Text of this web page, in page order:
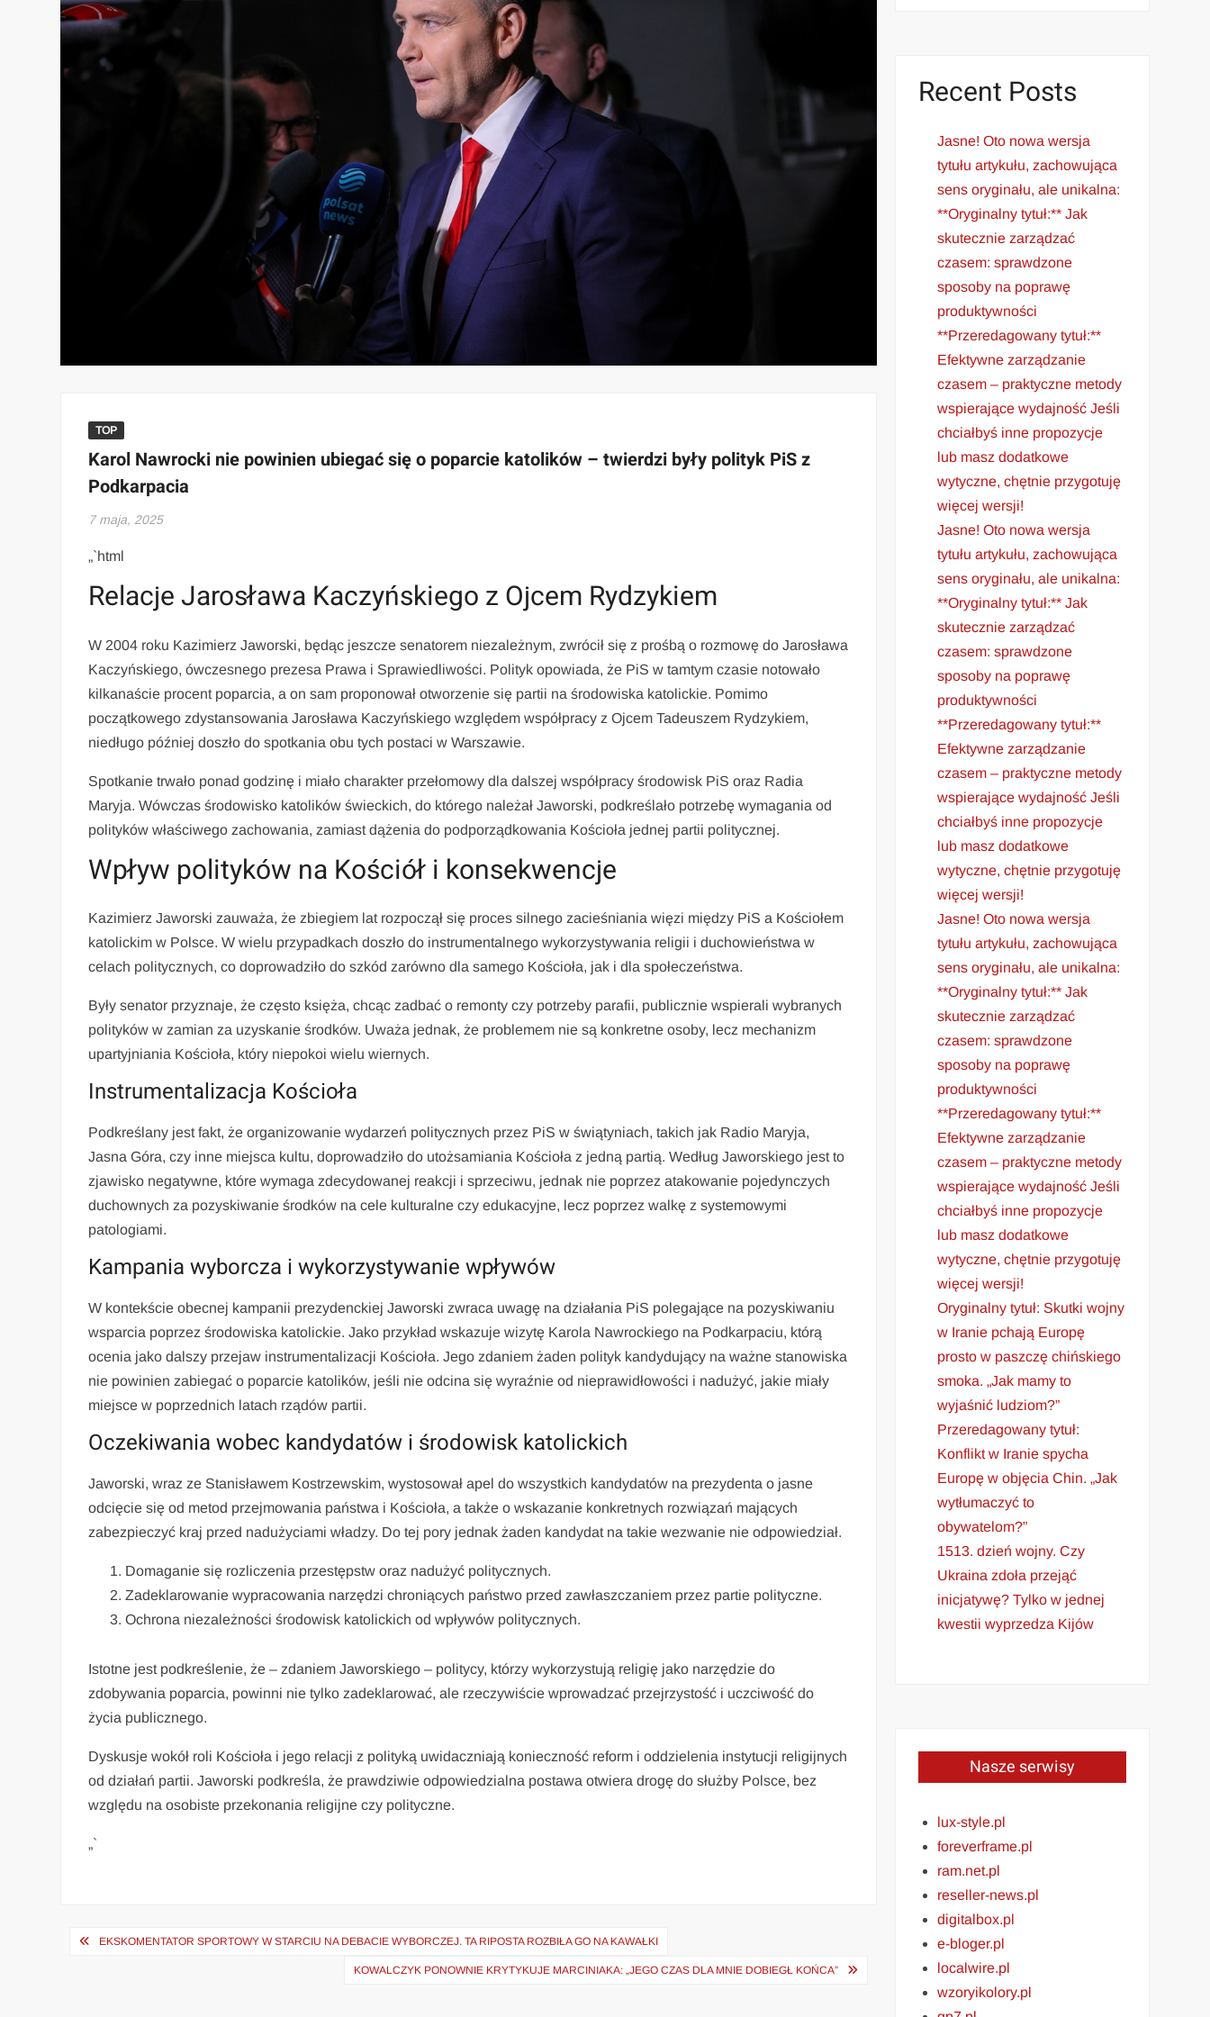
TOP
Karol Nawrocki nie powinien ubiegać się o poparcie katolików – twierdzi były polityk PiS z
Podkarpacia
7 maja, 2025
„`html
Relacje Jarosława Kaczyńskiego z Ojcem Rydzykiem
W 2004 roku Kazimierz Jaworski, będąc jeszcze senatorem niezależnym, zwrócił się z prośbą o rozmowę do Jarosława
Kaczyńskiego, ówczesnego prezesa Prawa i Sprawiedliwości. Polityk opowiada, że PiS w tamtym czasie notowało
kilkanaście procent poparcia, a on sam proponował otworzenie się partii na środowiska katolickie. Pomimo
początkowego zdystansowania Jarosława Kaczyńskiego względem współpracy z Ojcem Tadeuszem Rydzykiem,
niedługo później doszło do spotkania obu tych postaci w Warszawie.
Spotkanie trwało ponad godzinę i miało charakter przełomowy dla dalszej współpracy środowisk PiS oraz Radia
Maryja. Wówczas środowisko katolików świeckich, do którego należał Jaworski, podkreślało potrzebę wymagania od
polityków właściwego zachowania, zamiast dążenia do podporządkowania Kościoła jednej partii politycznej.
Wpływ polityków na Kościół i konsekwencje
Kazimierz Jaworski zauważa, że zbiegiem lat rozpoczął się proces silnego zacieśniania więzi między PiS a Kościołem
katolickim w Polsce. W wielu przypadkach doszło do instrumentalnego wykorzystywania religii i duchowieństwa w
celach politycznych, co doprowadziło do szkód zarówno dla samego Kościoła, jak i dla społeczeństwa.
Były senator przyznaje, że często księża, chcąc zadbać o remonty czy potrzeby parafii, publicznie wspierali wybranych
polityków w zamian za uzyskanie środków. Uważa jednak, że problemem nie są konkretne osoby, lecz mechanizm
upartyjniania Kościoła, który niepokoi wielu wiernych.
Instrumentalizacja Kościoła
Podkreślany jest fakt, że organizowanie wydarzeń politycznych przez PiS w świątyniach, takich jak Radio Maryja,
Jasna Góra, czy inne miejsca kultu, doprowadziło do utożsamiania Kościoła z jedną partią. Według Jaworskiego jest to
zjawisko negatywne, które wymaga zdecydowanej reakcji i sprzeciwu, jednak nie poprzez atakowanie pojedynczych
duchownych za pozyskiwanie środków na cele kulturalne czy edukacyjne, lecz poprzez walkę z systemowymi
patologiami.
Kampania wyborcza i wykorzystywanie wpływów
W kontekście obecnej kampanii prezydenckiej Jaworski zwraca uwagę na działania PiS polegające na pozyskiwaniu
wsparcia poprzez środowiska katolickie. Jako przykład wskazuje wizytę Karola Nawrockiego na Podkarpaciu, którą
ocenia jako dalszy przejaw instrumentalizacji Kościoła. Jego zdaniem żaden polityk kandydujący na ważne stanowiska
nie powinien zabiegać o poparcie katolików, jeśli nie odcina się wyraźnie od nieprawidłowości i nadużyć, jakie miały
miejsce w poprzednich latach rządów partii.
Oczekiwania wobec kandydatów i środowisk katolickich
Jaworski, wraz ze Stanisławem Kostrzewskim, wystosował apel do wszystkich kandydatów na prezydenta o jasne
odcięcie się od metod przejmowania państwa i Kościoła, a także o wskazanie konkretnych rozwiązań mających
zabezpieczyć kraj przed nadużyciami władzy. Do tej pory jednak żaden kandydat na takie wezwanie nie odpowiedział.
Domaganie się rozliczenia przestępstw oraz nadużyć politycznych.
Zadeklarowanie wypracowania narzędzi chroniących państwo przed zawłaszczaniem przez partie polityczne.
Ochrona niezależności środowisk katolickich od wpływów politycznych.
Istotne jest podkreślenie, że – zdaniem Jaworskiego – politycy, którzy wykorzystują religię jako narzędzie do
zdobywania poparcia, powinni nie tylko zadeklarować, ale rzeczywiście wprowadzać przejrzystość i uczciwość do
życia publicznego.
Dyskusje wokół roli Kościoła i jego relacji z polityką uwidaczniają konieczność reform i oddzielenia instytucji religijnych
od działań partii. Jaworski podkreśla, że prawdziwie odpowiedzialna postawa otwiera drogę do służby Polsce, bez
względu na osobiste przekonania religijne czy polityczne.
„`
Nawigacja
EKSKOMENTATOR SPORTOWY W STARCIU NA DEBACIE WYBORCZEJ. TA RIPOSTA ROZBIŁA GO NA KAWAŁKI
KOWALCZYK PONOWNIE KRYTYKUJE MARCINIAKA: „JEGO CZAS DLA MNIE DOBIEGŁ KOŃCA”
Recent Posts
Jasne! Oto nowa wersja
tytułu artykułu, zachowująca
sens oryginału, ale unikalna:
**Oryginalny tytuł:** Jak
skutecznie zarządzać
czasem: sprawdzone
sposoby na poprawę
produktywności
**Przeredagowany tytuł:**
Efektywne zarządzanie
czasem – praktyczne metody
wspierające wydajność Jeśli
chciałbyś inne propozycje
lub masz dodatkowe
wytyczne, chętnie przygotuję
więcej wersji!
Jasne! Oto nowa wersja
tytułu artykułu, zachowująca
sens oryginału, ale unikalna:
**Oryginalny tytuł:** Jak
skutecznie zarządzać
czasem: sprawdzone
sposoby na poprawę
produktywności
**Przeredagowany tytuł:**
Efektywne zarządzanie
czasem – praktyczne metody
wspierające wydajność Jeśli
chciałbyś inne propozycje
lub masz dodatkowe
wytyczne, chętnie przygotuję
więcej wersji!
Jasne! Oto nowa wersja
tytułu artykułu, zachowująca
sens oryginału, ale unikalna:
**Oryginalny tytuł:** Jak
skutecznie zarządzać
czasem: sprawdzone
sposoby na poprawę
produktywności
**Przeredagowany tytuł:**
Efektywne zarządzanie
czasem – praktyczne metody
wspierające wydajność Jeśli
chciałbyś inne propozycje
lub masz dodatkowe
wytyczne, chętnie przygotuję
więcej wersji!
Oryginalny tytuł: Skutki wojny
w Iranie pchają Europę
prosto w paszczę chińskiego
smoka. „Jak mamy to
wyjaśnić ludziom?”
Przeredagowany tytuł:
Konflikt w Iranie spycha
Europę w objęcia Chin. „Jak
wytłumaczyć to
obywatelom?”
1513. dzień wojny. Czy
Ukraina zdoła przejąć
inicjatywę? Tylko w jednej
kwestii wyprzedza Kijów
Nasze serwisy
lux-style.pl
foreverframe.pl
ram.net.pl
reseller-news.pl
digitalbox.pl
e-bloger.pl
localwire.pl
wzoryikolory.pl